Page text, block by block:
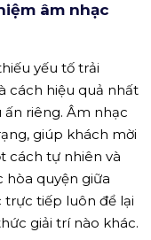
âm nhạc
yếu tố trải
cách hiệu quả nhất
riêng. Âm nhạc
giúp khách mời
cách tự nhiên và
hòa quyện giữa
trực tiếp luôn để lại
giải trí nào khác.